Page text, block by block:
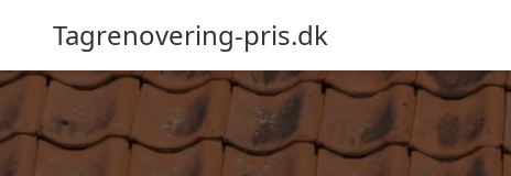
Tagrenovering-pris.dk